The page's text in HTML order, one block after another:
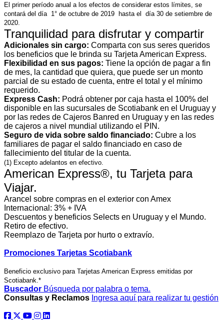
El primer período anual a los efectos de considerar estos límites, se
contará del día 1° de octubre de 2019 hasta el día 30 de setiembre de
2020.
Tranquilidad para disfrutar y compartir
Adicionales sin cargo: Comparta con sus seres queridos
los beneficios que le brinda su Tarjeta American Express.
Flexibilidad en sus pagos: Tiene la opción de pagar a fin
de mes, la cantidad que quiera, que puede ser un monto
parcial de su estado de cuenta, entre el total y el mínimo
requerido.
Express Cash: Podrá obtener por caja hasta el 100% del
disponible en las sucursales de Scotiabank en el Uruguay y
por las redes de Cajeros Banred en Uruguay y en las redes
de cajeros a nivel mundial utilizando el PIN.
Seguro de vida sobre saldo financiado: Cubre a los
familiares de pagar el saldo financiado en caso de
fallecimiento del titular de la cuenta.
(1) Excepto adelantos en efectivo.
American Express®, tu Tarjeta para
Viajar.
Arancel sobre compras en el exterior con Amex
Internacional: 3% + IVA
Descuentos y beneficios Selects en Uruguay y el Mundo.
Retiro de efectivo.
Reemplazo de Tarjeta por hurto o extravío.
Promociones Tarjetas Scotiabank
Beneficio exclusivo para Tarjetas American Express emitidas por
Scotiabank.*
Buscador Búsqueda por palabra o tema.
Consultas y Reclamos Ingresa aquí para realizar tu gestión